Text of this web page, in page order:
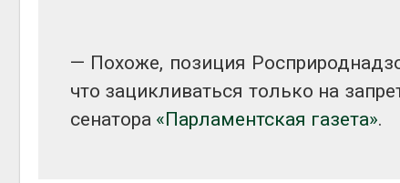
— Похоже, позиция
что зацикливаться только на
сенатора «Парламентская газета».